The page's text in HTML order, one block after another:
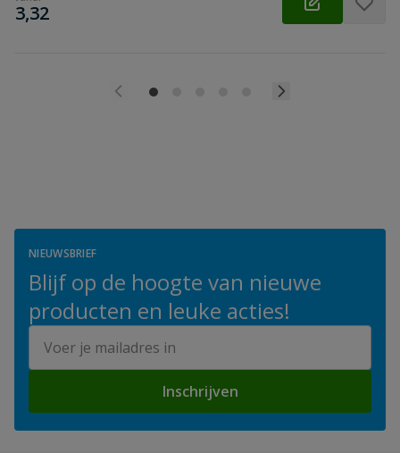
€
3,32
NIEUWSBRIEF
Blijf op de hoogte van nieuwe
producten en leuke acties!
Inschrijven